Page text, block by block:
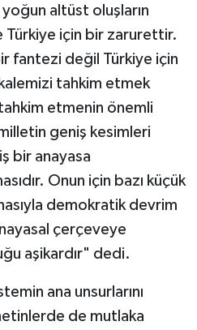
altüst oluşların
Türkiye için bir zarurettir.
fantezi değil Türkiye için
tahkim etmek
etmenin önemli
geniş kesimleri
bir anayasa
Onun için bazı küçük
demokratik devrim
çerçeveye
aşikardır" dedi.
ana unsurlarını
de mutlaka